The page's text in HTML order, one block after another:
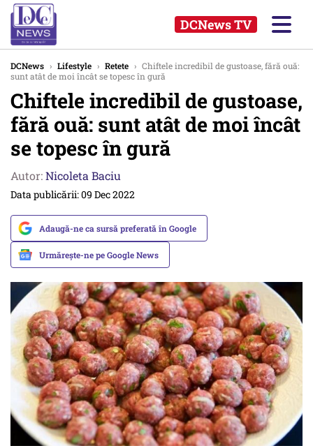
DCNews TV
DCNews › Lifestyle › Retete › Chiftele incredibil de gustoase, fără ouă:
sunt atât de moi încât se topesc în gură
Chiftele incredibil de gustoase,
fără ouă: sunt atât de moi încât
se topesc în gură
Autor:Nicoleta Baciu
Data publicării: 09 Dec 2022
Adaugă-ne ca sursă preferată în Google
Urmărește-ne pe Google News